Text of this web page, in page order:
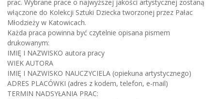
prac. Wybrane prace o najwyższej jakości artystycznej zostaną
włączone do Kolekcji Sztuki Dziecka tworzonej przez Pałac
Młodzieży w Katowicach.
Każda praca powinna być czytelnie opisana pismem
drukowanym:
IMIĘ I NAZWISKO autora pracy
WIEK AUTORA
IMIĘ I NAZWISKO NAUCZYCIELA (opiekuna artystycznego)
ADRES PLACÓWKI (adres z kodem, telefon, e-mail)
TERMIN NADSYŁANIA PRAC: